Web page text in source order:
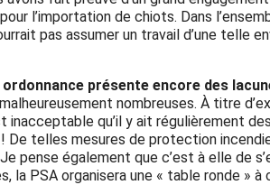
pour l’importation de chiots. Dans
pas assumer un travail d’une telle
présente encore des
nombreuses. À titre
inacceptable qu’il y ait régulièrement
De telles mesures de protection
pense également que c’est à elle de
la PSA organisera une « table ronde »